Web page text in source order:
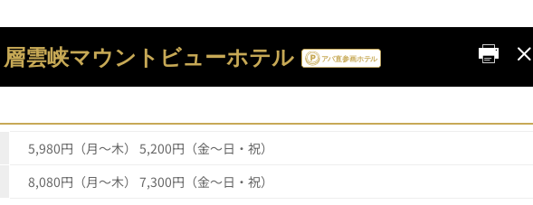
層雲峡マウントビューホテル
5,980円（月～木） 5,200円（金～日・祝）
8,080円（月～木） 7,300円（金～日・祝）